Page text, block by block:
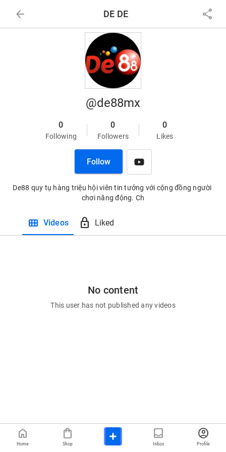
arrow_back DE DE share
@de88mx
0
Following
0
Followers
0
Likes
Follow
De88 quy tụ hàng triệu hội viên tin tưởng với cộng đồng người
chơi năng động. Ch
view_module Videos lock Liked
No content
This user has not published any videos
home
Home
shopping_bag
Shop
inbox
Inbox
account_circle
Profile